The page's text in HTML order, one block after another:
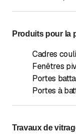
Produits pour la
Cadres
Fenêtres
Portes
Portes à
Travaux de